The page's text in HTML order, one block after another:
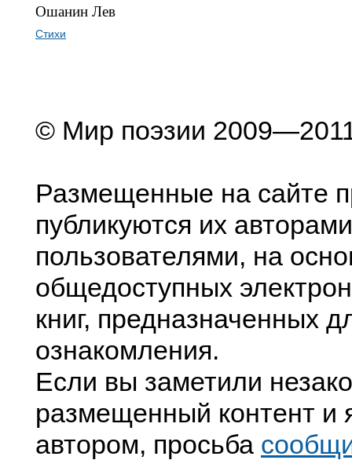
Ошанин Лев
Стихи
© Мир поэзии
Размещенные на сайте
публикуются их
пользователями, на
общедоступных
книг, предназначенных
ознакомления.
Если вы заметили
размещенный контент и
автором, просьба